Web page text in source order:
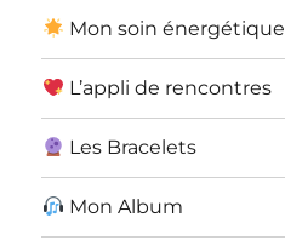
Mon soin énergétique
L’appli de rencontres
Les Bracelets
Mon Album